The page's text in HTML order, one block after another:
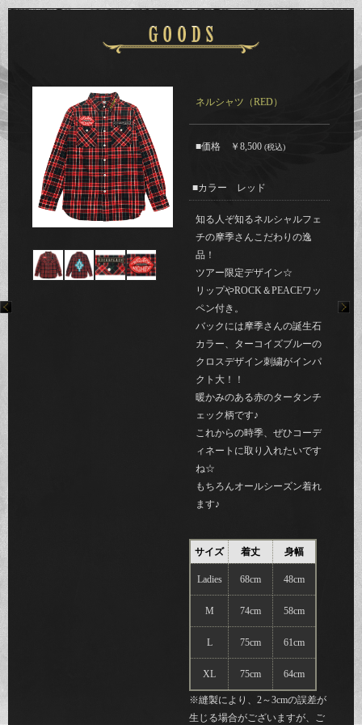
ネルシャツ（RED）
■価格 ￥8,500 (税込)
■カラー レッド
知る人ぞ知るネルシャルフェ
チの摩季さんこだわりの逸
品！
ツアー限定デザイン☆
リップやROCK＆PEACEワッ
ペン付き。
バックには摩季さんの誕生石
カラー、ターコイズブルーの
クロスデザイン刺繍がインパ
クト大！！
暖かみのある赤のタータンチ
ェック柄です♪
これからの時季、ぜひコーデ
ィネートに取り入れたいです
ね☆
もちろんオールシーズン着れ
ます♪
サイズ 着丈 身幅
Ladies 68cm 48cm
M 74cm 58cm
L 75cm 61cm
XL 75cm 64cm
※縫製により、2～3cmの誤差が
生じる場合がございますが、ご